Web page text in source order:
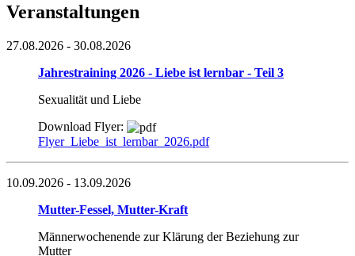
Veranstaltungen
27.08.2026 - 30.08.2026
Jahrestraining 2026 - Liebe ist lernbar - Teil 3
Sexualität und Liebe
Download Flyer:
Flyer_Liebe_ist_lernbar_2026.pdf
10.09.2026 - 13.09.2026
Mutter-Fessel, Mutter-Kraft
Männerwochenende zur Klärung der Beziehung zur
Mutter